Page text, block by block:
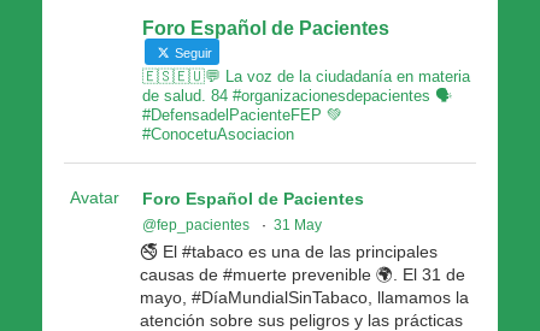
Foro Español de Pacientes
Seguir
🇪🇸🇪🇺💬 La voz de la ciudadanía en materia
de salud. 84 #organizacionesdepacientes 🗣
#DefensadelPacienteFEP 💚
#ConocetuAsociacion
Avatar Foro Español de Pacientes
@fep_pacientes · 31 May
🚭 El #tabaco es una de las principales
causas de #muerte prevenible 🌍. El 31 de
mayo, #DíaMundialSinTabaco, llamamos la
atención sobre sus peligros y las prácticas